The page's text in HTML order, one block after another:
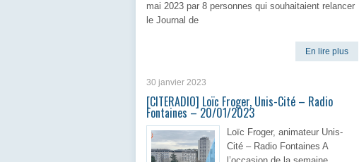
mai 2023 par 8 personnes qui souhaitaient relancer
le Journal de
En lire plus
30 janvier 2023
[CITERADIO] Loïc Froger, Unis-Cité – Radio
Fontaines – 20/01/2023
Loïc Froger, animateur Unis-
Cité – Radio Fontaines A